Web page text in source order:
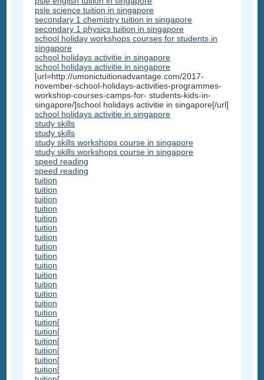
psle science tuition in singapore
secondary 1 chemistry tuition in singapore
secondary 1 physics tuition in singapore
school holiday workshops courses for students in
singapore
school holidays activitie in singapore
school holidays activitie in singapore
[url=http://umonictuitionadvantage.com/2017-
november-school-holidays-activities-programmes-
workshop-courses-camps-for- students-kids-in-
singapore/]school holidays activitie in singapore[/url]
school holidays activitie in singapore
study skills
study skills
study skills workshops course in singapore
study skills workshops course in singapore
speed reading
speed reading
tuition
tuition
tuition
tuition
tuition
tuition
tuition
tuition
tuition
tuition
tuition
tuition
tuition
tuition
tuition
tuition[
tuition[
tuition[
tuition[
tuition[
tuition[